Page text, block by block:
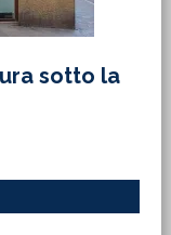
sotto la